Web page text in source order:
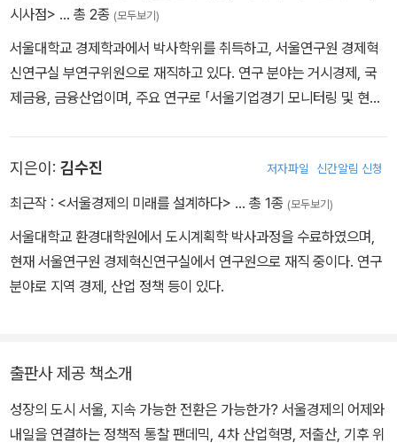
시사점> … 총 2종 (모두보기)
서울대학교 경제학과에서 박사학위를 취득하고, 서울연구원 경제혁
신연구실 부연구위원으로 재직하고 있다. 연구 분야는 거시경제, 국
제금융, 금융산업이며, 주요 연구로 「서울기업경기 모니터링 및 현안
제 분야(2023)」 등이 있다.
지은이: 김수진 저자파일 신간알림 신청
최근작 : <서울경제의 미래를 설계하다> … 총 1종 (모두보기)
서울대학교 환경대학원에서 도시계획학 박사과정을 수료하였으며,
현재 서울연구원 경제혁신연구실에서 연구원으로 재직 중이다. 연구
분야로 지역 경제, 산업 정책 등이 있다.
출판사 제공 책소개
성장의 도시 서울, 지속 가능한 전환은 가능한가? 서울경제의 어제와
내일을 연결하는 정책적 통찰 팬데믹, 4차 산업혁명, 저출산, 기후 위